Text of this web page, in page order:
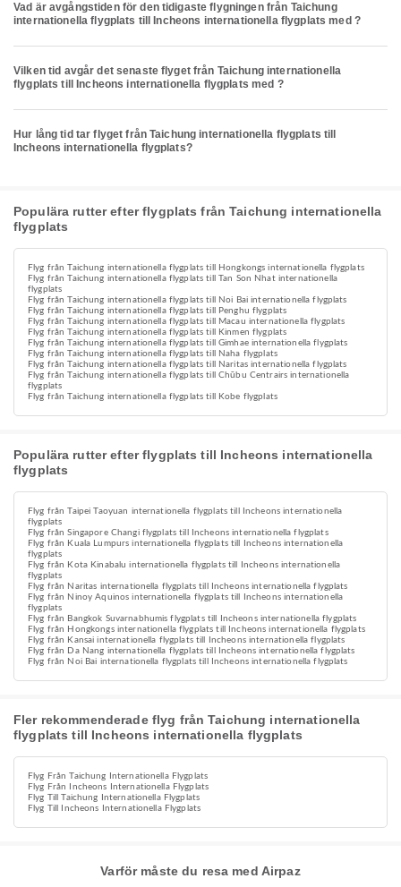
Vad är avgångstiden för den tidigaste flygningen från Taichung
internationella flygplats till Incheons internationella flygplats med ?
Vilken tid avgår det senaste flyget från Taichung internationella
flygplats till Incheons internationella flygplats med ?
Hur lång tid tar flyget från Taichung internationella flygplats till
Incheons internationella flygplats?
Populära rutter efter flygplats från Taichung internationella
flygplats
Flyg från Taichung internationella flygplats till Hongkongs internationella flygplats
Flyg från Taichung internationella flygplats till Tan Son Nhat internationella
flygplats
Flyg från Taichung internationella flygplats till Noi Bai internationella flygplats
Flyg från Taichung internationella flygplats till Penghu flygplats
Flyg från Taichung internationella flygplats till Macau internationella flygplats
Flyg från Taichung internationella flygplats till Kinmen flygplats
Flyg från Taichung internationella flygplats till Gimhae internationella flygplats
Flyg från Taichung internationella flygplats till Naha flygplats
Flyg från Taichung internationella flygplats till Naritas internationella flygplats
Flyg från Taichung internationella flygplats till Chūbu Centrairs internationella
flygplats
Flyg från Taichung internationella flygplats till Kobe flygplats
Populära rutter efter flygplats till Incheons internationella
flygplats
Flyg från Taipei Taoyuan internationella flygplats till Incheons internationella
flygplats
Flyg från Singapore Changi flygplats till Incheons internationella flygplats
Flyg från Kuala Lumpurs internationella flygplats till Incheons internationella
flygplats
Flyg från Kota Kinabalu internationella flygplats till Incheons internationella
flygplats
Flyg från Naritas internationella flygplats till Incheons internationella flygplats
Flyg från Ninoy Aquinos internationella flygplats till Incheons internationella
flygplats
Flyg från Bangkok Suvarnabhumis flygplats till Incheons internationella flygplats
Flyg från Hongkongs internationella flygplats till Incheons internationella flygplats
Flyg från Kansai internationella flygplats till Incheons internationella flygplats
Flyg från Da Nang internationella flygplats till Incheons internationella flygplats
Flyg från Noi Bai internationella flygplats till Incheons internationella flygplats
Fler rekommenderade flyg från Taichung internationella
flygplats till Incheons internationella flygplats
Flyg Från Taichung Internationella Flygplats
Flyg Från Incheons Internationella Flygplats
Flyg Till Taichung Internationella Flygplats
Flyg Till Incheons Internationella Flygplats
Varför måste du resa med Airpaz